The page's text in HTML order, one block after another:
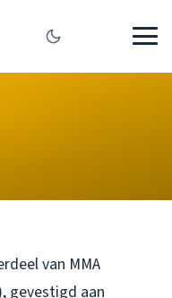
van MMA
gevestigd aan